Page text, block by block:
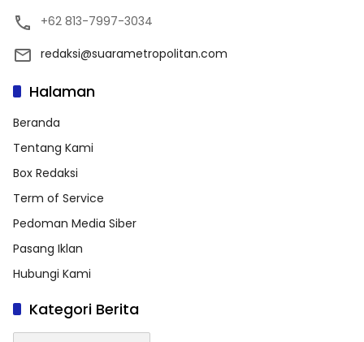
+62 813-7997-3034
redaksi@suarametropolitan.com
Halaman
Beranda
Tentang Kami
Box Redaksi
Term of Service
Pedoman Media Siber
Pasang Iklan
Hubungi Kami
Kategori Berita